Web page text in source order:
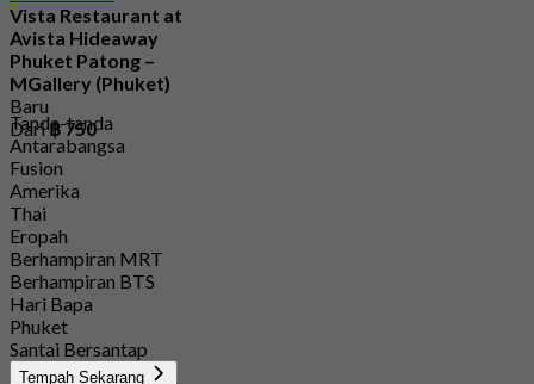
Vista Restaurant at
Avista Hideaway
Phuket Patong –
MGallery (Phuket)
Baru
Dari฿ 750
Tanda-tanda
Antarabangsa
Fusion
Amerika
Thai
Eropah
Berhampiran MRT
Berhampiran BTS
Hari Bapa
Phuket
Santai Bersantap
Tempah Sekarang